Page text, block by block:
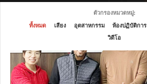
ตัวกรองหมวดหมู่:
ทั้งหมด
เสียง อุตสาหกรรม ห้องปฏิบัติการ
วิดีโอ